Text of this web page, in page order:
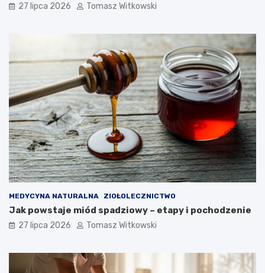
27 lipca 2026 Tomasz Witkowski
MEDYCYNA NATURALNA ZIOŁOLECZNICTWO
Jak powstaje miód spadziowy – etapy i pochodzenie
27 lipca 2026 Tomasz Witkowski